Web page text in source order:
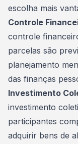
escolha mais
Controle
controle
parcelas são
planejamento
das finanças
Investimento
investimento
participantes
adquirir bens de